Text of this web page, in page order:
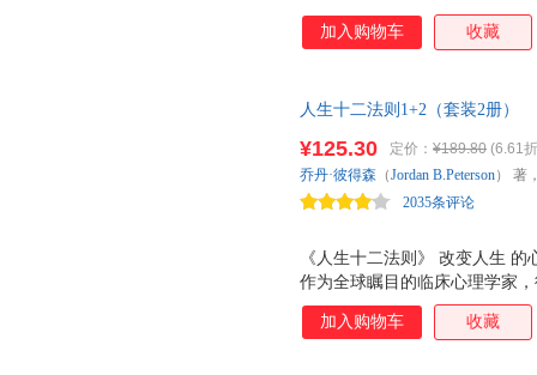
加入购物车 收藏
人生十二法则1+2（套装2册）
《人生十二法则》 改变人生
作为全球瞩目的临床心理学家
者提供抑郁症、强迫症、焦虑
务所合伙人的顾问。他授课、
¥125.30 定价： ¥189.80 (6.61
2035条评论
乔丹·彼得森 （Jordan B.Peterson） 著
加入购物车 收藏